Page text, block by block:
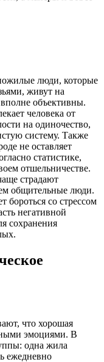
люди, которые
живут на
объективны.
человека от
на одиночество,
систему. Также
не оставляет
статистике,
отшельничестве.
страдают
общительные люди.
бороться со стрессом
негативной
сохранения
что хорошая
эмоциями. В
одна жила
ежедневно